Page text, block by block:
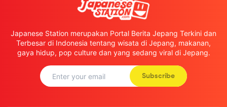
Japanese Station merupakan Portal Berita Jepang Terkini dan
Terbesar di Indonesia tentang wisata di Jepang, makanan,
gaya hidup, pop culture dan yang sedang viral di Jepang.
Subscribe